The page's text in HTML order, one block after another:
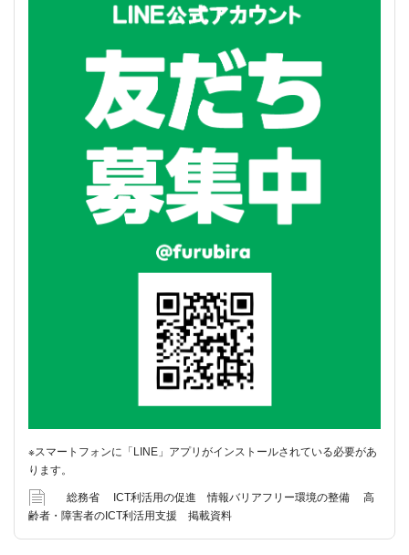
※スマートフォンに「LINE」アプリがインストールされている必要があ
ります。
総務省 ICT利活用の促進 情報バリアフリー環境の整備 高
齢者・障害者のICT利活用支援 掲載資料